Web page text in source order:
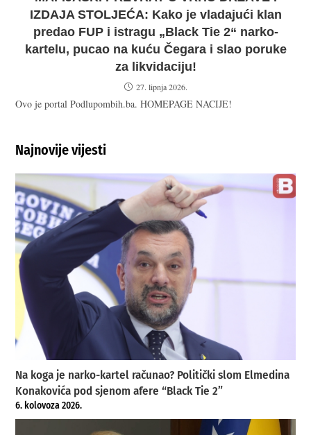
IZDAJA STOLJEĆA: Kako je vladajući klan
predao FUP i istragu „Black Tie 2“ narko-
kartelu, pucao na kuću Čegara i slao poruke
za likvidaciju!
27. lipnja 2026.
Ovo je portal Podlupombih.ba. HOMEPAGE NACIJE!
Najnovije vijesti
Na koga je narko-kartel računao? Politički slom Elmedina
Konakovića pod sjenom afere “Black Tie 2”
6. kolovoza 2026.